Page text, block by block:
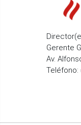
Gerente
Av.
Teléfono: